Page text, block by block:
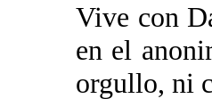
Vive con
en el
orgullo, ni